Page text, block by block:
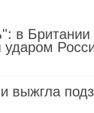
в Британии
выжгла